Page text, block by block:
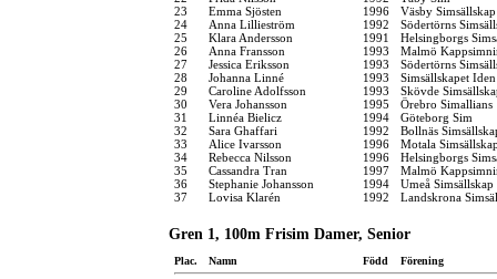
23
Emma Sjösten 1996
Väsby Simsällskap
24
Anna Lillieström 1992
Södertörns
25
Klara Andersson 1991
Helsingborgs
26
Anna Fransson 1993
Malmö
27
Jessica Eriksson 1993
Södertörns
28
Johanna Linné 1993
Simsällskapet Iden
29
Caroline Adolfsson 1993
Skövde
30
Vera Johansson 1995
Örebro Simallians
31
Linnéa Bielicz 1994
Göteborg Sim
32
Sara Ghaffari 1992
Bollnäs
33
Alice Ivarsson 1996
Motala
34
Rebecca Nilsson 1996
Helsingborgs
35
Cassandra Tran 1997
Malmö
36
Stephanie Johansson 1994
Umeå Simsällskap
37
Lovisa Klarén 1992 Landskrona
Gren 1, 100m Frisim Damer, Senior
Plac. Namn Född Förening